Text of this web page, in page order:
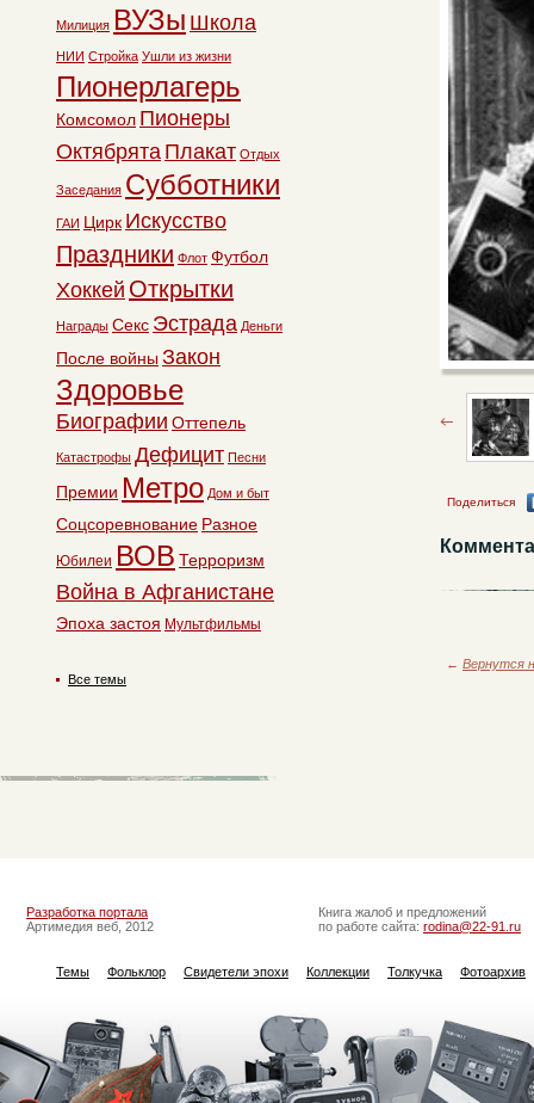
Поделиться
← Вернутся
Милиция ВУЗы Школа
НИИ Стройка Ушли из жизни
Пионерлагерь
Комсомол Пионеры
Октябрята Плакат Отдых
Заседания Субботники
ГАИ Цирк Искусство
Праздники Флот Футбол
Хоккей Открытки
Награды Секс Эстрада Деньги
После войны Закон
Здоровье
Биографии Оттепель
Катастрофы Дефицит Песни
Премии Метро Дом и быт
Соцсоревнование Разное
Юбилеи ВОВ Терроризм
Война в Афганистане
Эпоха застоя Мультфильмы
Все темы
Разработка портала
Артимедия веб, 2012
Книга жалоб и предложений
по работе сайта: rodina@22-91.ru
Темы Фольклор Свидетели эпохи Коллекции Толкучка Фотоархив